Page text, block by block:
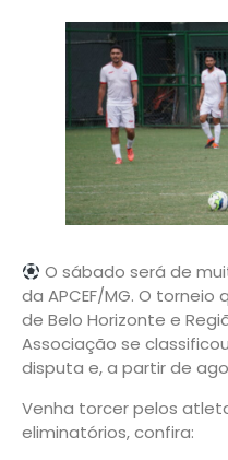
O sábado será de
da APCEF/MG. O
de Belo Horizonte e
Associação se
disputa e, a partir de
Venha torcer pelos
eliminatórios, confira: